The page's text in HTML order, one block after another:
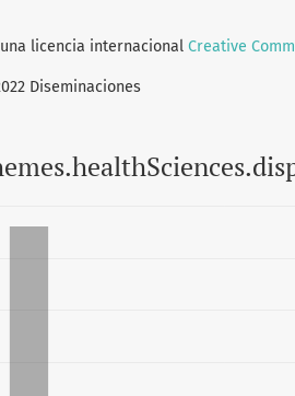
licencia internacional Creative
Diseminaciones